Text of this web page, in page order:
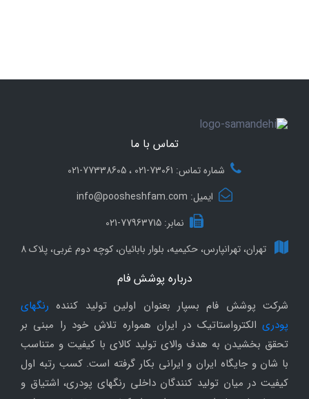
تماس با ما
شماره تماس: 73061-021 ، 77338605-021
ایمیل: info@poosheshfam.com
نمابر: 77963715-021
تهران، تهرانپارس، حکیمیه، بلوار بابائیان، کوچه دوم غربی، پلاک 8
درباره پوشش فام
شرکت پوشش فام بسپار بعنوان اولین تولید کننده رنگهای
پودری الکترواستاتیک در ایران همواره تلاش خود را مبنی بر
تحقق بخشیدن به هدف والای تولید کالای با کیفیت و متناسب
با شان و جایگاه ایران و ایرانی بکار گرفته است. کسب رتبه اول
کیفیت در میان تولید کنندگان داخلی رنگهای پودری، اشتیاق و